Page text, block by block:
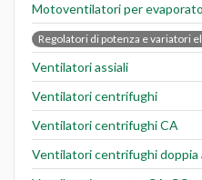
Motoventilatori per
Regolatori di potenza e variatori
Ventilatori assiali
Ventilatori centrifughi
Ventilatori centrifughi CA
Ventilatori centrifughi doppia